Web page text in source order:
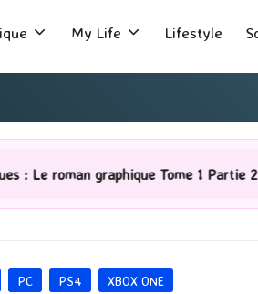
My Life Lifestyle
1 Partie 2 [Série TV]
PC PS4 XBOX ONE